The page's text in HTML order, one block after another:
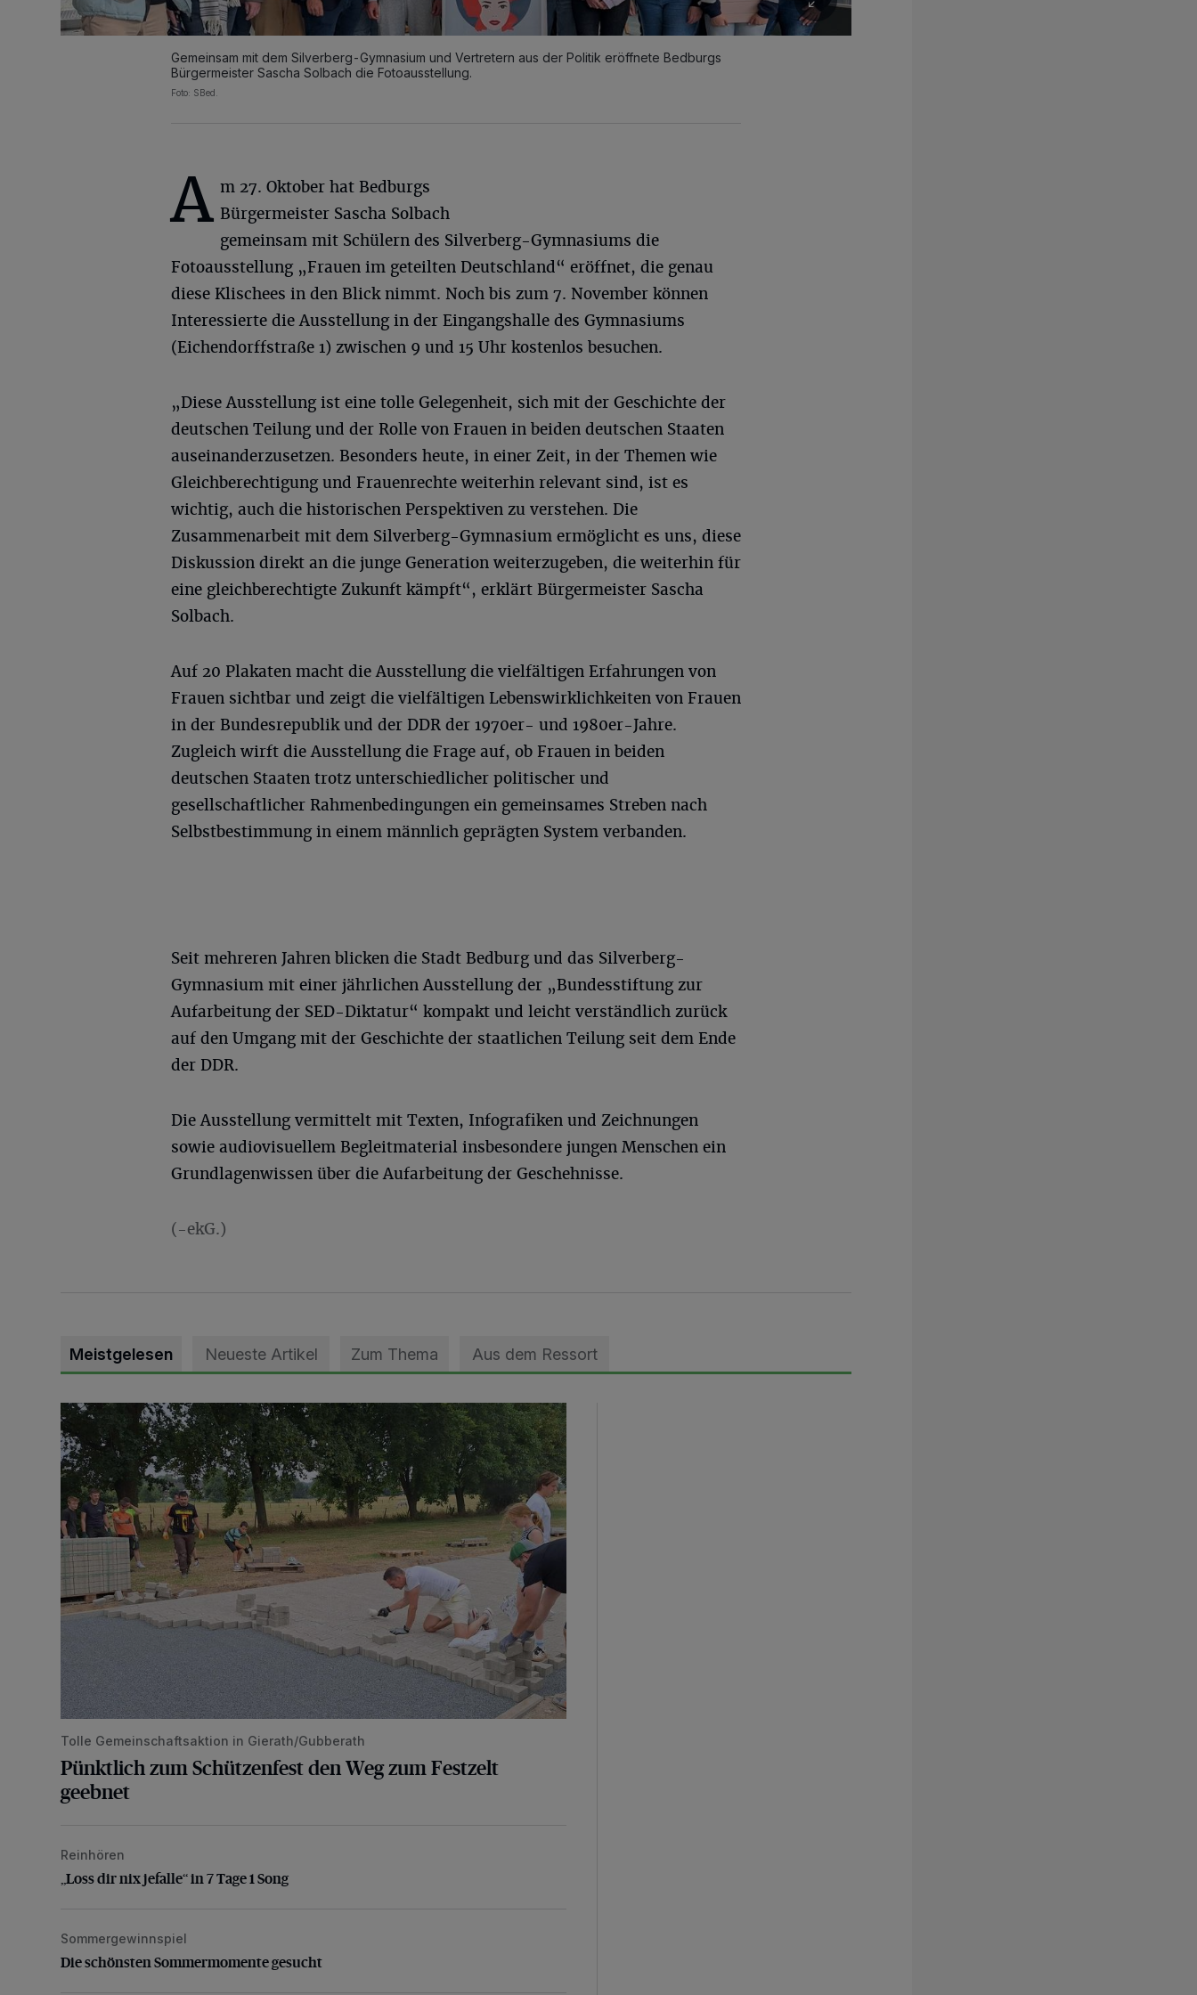
Gemeinsam mit dem Silverberg-Gymnasium und Vertretern aus der Politik eröffnete Bedburgs
Bürgermeister Sascha Solbach die Fotoausstellung.
Foto: SBed.
A m 27. Oktober hat Bedburgs
Bürgermeister Sascha Solbach
gemeinsam mit Schülern des Silverberg-Gymnasiums die
Fotoausstellung „Frauen im geteilten Deutschland“ eröffnet, die genau
diese Klischees in den Blick nimmt. Noch bis zum 7. November können
Interessierte die Ausstellung in der Eingangshalle des Gymnasiums
(Eichendorffstraße 1) zwischen 9 und 15 Uhr kostenlos besuchen.
„Diese Ausstellung ist eine tolle Gelegenheit, sich mit der Geschichte der
deutschen Teilung und der Rolle von Frauen in beiden deutschen Staaten
auseinanderzusetzen. Besonders heute, in einer Zeit, in der Themen wie
Gleichberechtigung und Frauenrechte weiterhin relevant sind, ist es
wichtig, auch die historischen Perspektiven zu verstehen. Die
Zusammenarbeit mit dem Silverberg-Gymnasium ermöglicht es uns, diese
Diskussion direkt an die junge Generation weiterzugeben, die weiterhin für
eine gleichberechtigte Zukunft kämpft“, erklärt Bürgermeister Sascha
Solbach.
Auf 20 Plakaten macht die Ausstellung die vielfältigen Erfahrungen von
Frauen sichtbar und zeigt die vielfältigen Lebenswirklichkeiten von Frauen
in der Bundesrepublik und der DDR der 1970er- und 1980er-Jahre.
Zugleich wirft die Ausstellung die Frage auf, ob Frauen in beiden
deutschen Staaten trotz unterschiedlicher politischer und
gesellschaftlicher Rahmenbedingungen ein gemeinsames Streben nach
Selbstbestimmung in einem männlich geprägten System verbanden.
Seit mehreren Jahren blicken die Stadt Bedburg und das Silverberg-
Gymnasium mit einer jährlichen Ausstellung der „Bundesstiftung zur
Aufarbeitung der SED-Diktatur“ kompakt und leicht verständlich zurück
auf den Umgang mit der Geschichte der staatlichen Teilung seit dem Ende
der DDR.
Die Ausstellung vermittelt mit Texten, Infografiken und Zeichnungen
sowie audiovisuellem Begleitmaterial insbesondere jungen Menschen ein
Grundlagenwissen über die Aufarbeitung der Geschehnisse.
(-ekG.)
Meistgelesen Neueste Artikel Zum Thema Aus dem Ressort
Pünktlich zum Schützenfest den Weg zum Festzelt geebnet
Tolle Gemeinschaftsaktion in Gierath/Gubberath
Pünktlich zum Schützenfest den Weg zum Festzelt
geebnet
„Loss dir nix jefalle“ in 7 Tage 1 Song
Reinhören
„Loss dir nix jefalle“ in 7 Tage 1 Song
Die schönsten Sommermomente gesucht
Sommergewinnspiel
Die schönsten Sommermomente gesucht